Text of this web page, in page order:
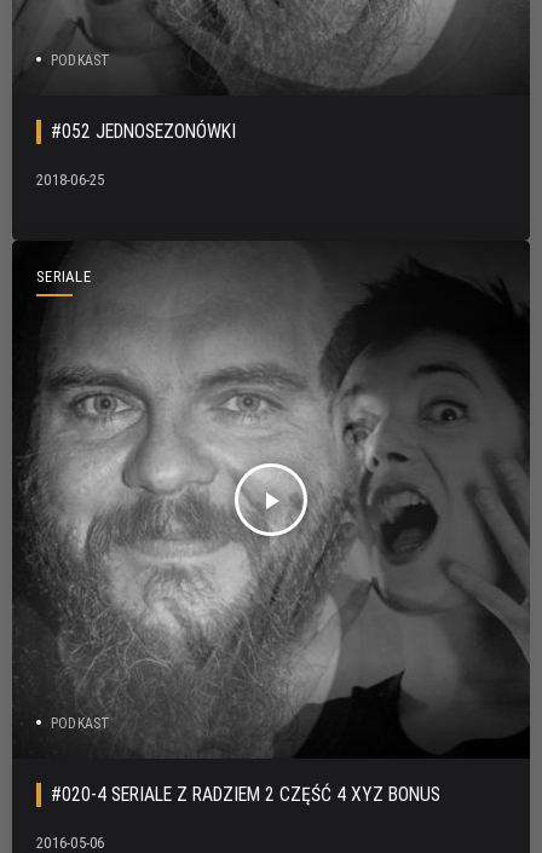
PODKAST
#052 JEDNOSEZONÓWKI
2018-06-25
SERIALE
play_arrow
PODKAST
#020-4 SERIALE Z RADZIEM 2 CZĘŚĆ 4 XYZ BONUS
2016-05-06